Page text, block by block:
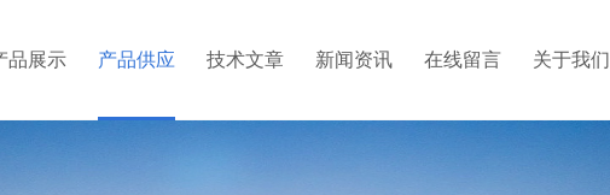
品展示 产品供应 技术文章 新闻资讯 在线留言 关于我们